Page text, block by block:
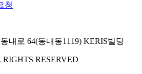
청
내로 64(동내동1119) KERIS빌딩
RESERVED